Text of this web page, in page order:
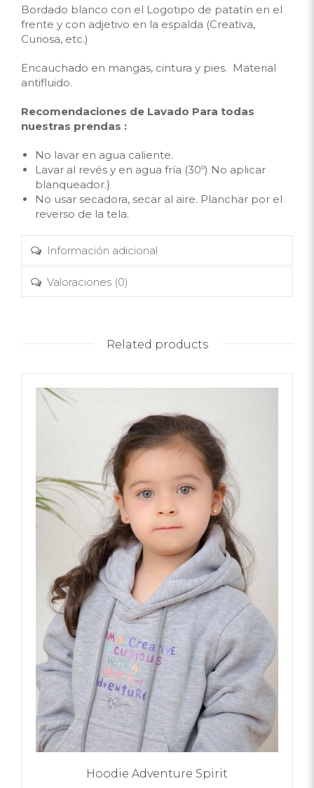
Bordado blanco con el Logotipo de patatín en el
frente y con adjetivo en la espalda (Creativa,
Curiosa, etc.)
Encauchado en mangas, cintura y pies. Material
antifluido.
Recomendaciones de Lavado Para todas
nuestras prendas :
No lavar en agua caliente.
Lavar al revés y en agua fría (30º) No aplicar
blanqueador.}
No usar secadora, secar al aire. Planchar por el
reverso de la tela.
Información adicional
Valoraciones (0)
Related products
Hoodie Adventure Spirit